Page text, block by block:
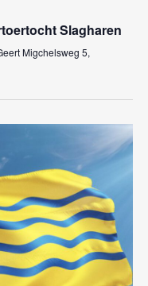
e
w
e
r
g
e
a
g
a
t
i
Slagharen
Migchelsweg 5,